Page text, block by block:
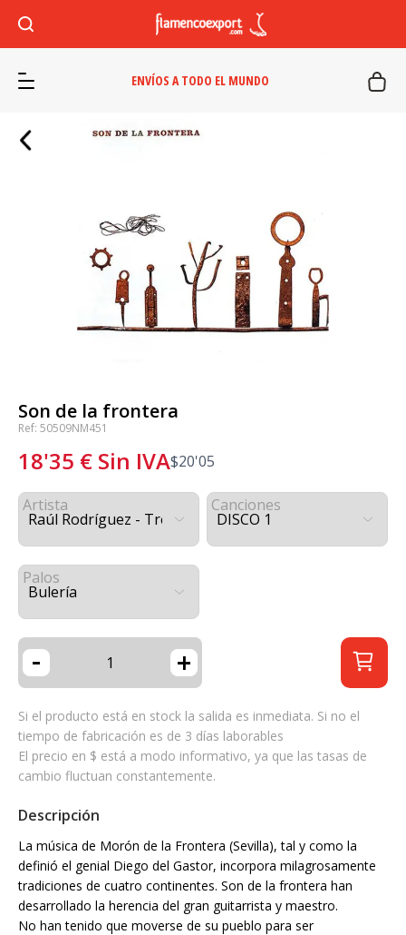
ENVÍOS A TODO EL MUNDO
Son de la frontera
Ref: 50509NM451
18'35 € Sin IVA$20'05
Artista Canciones
Palos
- +
Si el producto está en stock la salida es inmediata. Si no el
tiempo de fabricación es de 3 días laborables
El precio en $ está a modo informativo, ya que las tasas de
cambio fluctuan constantemente.
Descripción
La música de Morón de la Frontera (Sevilla), tal y como la
definió el genial Diego del Gastor, incorpora milagrosamente
tradiciones de cuatro continentes. Son de la frontera han
desarrollado la herencia del gran guitarrista y maestro.
No han tenido que moverse de su pueblo para ser